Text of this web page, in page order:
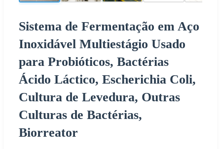
Sistema de Fermentação em Aço
Inoxidável Multiestágio Usado
para Probióticos, Bactérias
Ácido Láctico, Escherichia Coli,
Cultura de Levedura, Outras
Culturas de Bactérias,
Biorreator